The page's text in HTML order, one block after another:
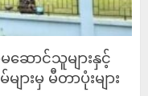
ောင်သူများနှင့်
ားမှ မီတာပုံးများ